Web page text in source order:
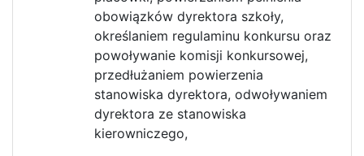
obowiązków dyrektora szkoły,
określaniem regulaminu konkursu oraz
powoływanie komisji konkursowej,
przedłużaniem powierzenia
stanowiska dyrektora, odwoływaniem
dyrektora ze stanowiska
kierowniczego,